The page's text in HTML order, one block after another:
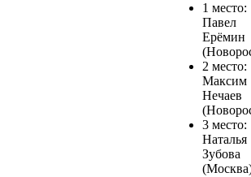
1 место:
Павел
Ерёмин
2 место:
Максим
Нечаев
3 место:
Наталья
Зубова